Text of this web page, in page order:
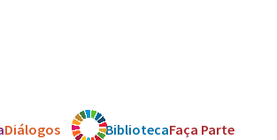
Diálogos Os ODSBibliotecaFaça Parte